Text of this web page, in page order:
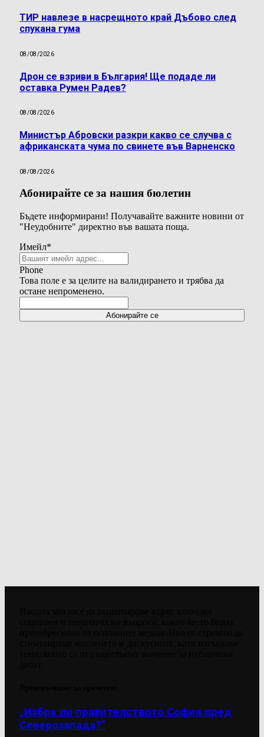
ТИР навлезе в насрещното край Дъбово след
спукана гума
08/08/2026
Дрон се взриви в България! Ще подаде ли
оставка Румен Радев?
08/08/2026
Министър Абровски разкри какво се случва с
африканската чума по свинете във Варненско
08/08/2026
Абонирайте се за нашия бюлетин
Бъдете информирани! Получавайте важните новини от
"Неудобните" директно във вашата поща.
Имейл*
Phone
Това поле е за целите на валидирането и трябва да
остане непроменено.
„Избра ли правителството София пред
Северозапада?“